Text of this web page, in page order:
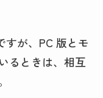
すが、PC 版とモ
るときは、相互